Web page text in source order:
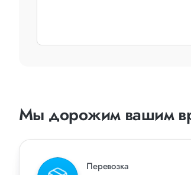
Мы дорожим вашим
Перевозка